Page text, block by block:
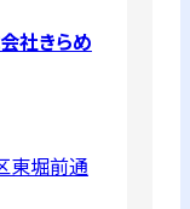
社きらめ
東堀前通